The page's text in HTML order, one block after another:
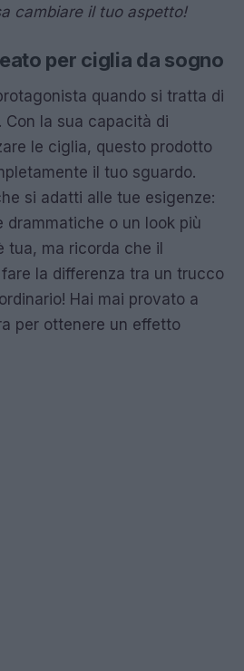
cambiare il tuo aspetto!
per ciglia da sogno
quando si tratta di
la sua capacità di
le ciglia, questo prodotto
il tuo sguardo.
si adatti alle tue esigenze:
drammatiche o un look più
tua, ma ricorda che il
la differenza tra un trucco
Hai mai provato a
per ottenere un effetto